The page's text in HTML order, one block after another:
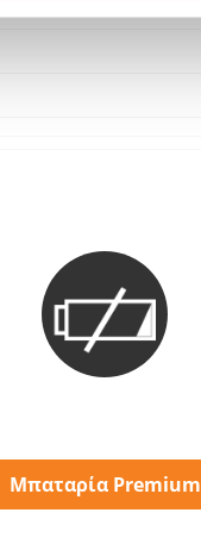
Μπαταρία Premium